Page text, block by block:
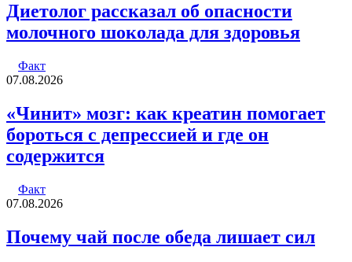
Диетолог рассказал об опасности
молочного шоколада для здоровья
Факт
07.08.2026
«Чинит» мозг: как креатин помогает
бороться с депрессией и где он
содержится
Факт
07.08.2026
Почему чай после обеда лишает сил